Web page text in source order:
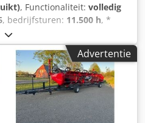
, Functionaliteit: volledig
, bedrijfsturen: 11.500 h, *
15.700 kg *
Adjy Rm H Eogekr *
* airconditioning
Advertentie